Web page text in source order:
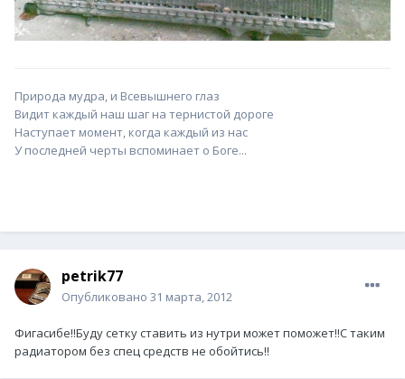
Природа мудра, и Всевышнего глаз
Видит каждый наш шаг на тернистой дороге
Наступает момент, когда каждый из нас
У последней черты вспоминает о Боге...
petrik77
Опубликовано 31 марта, 2012
Фигасибе!!Буду сетку ставить из нутри может поможет!!С таким
радиатором без спец средств не обойтись!!